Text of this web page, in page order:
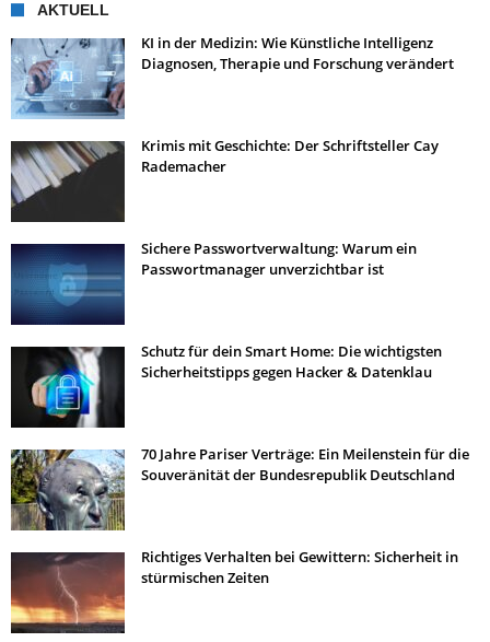
AKTUELL
KI in der Medizin: Wie Künstliche Intelligenz
Diagnosen, Therapie und Forschung verändert
Krimis mit Geschichte: Der Schriftsteller Cay
Rademacher
Sichere Passwortverwaltung: Warum ein
Passwortmanager unverzichtbar ist
Schutz für dein Smart Home: Die wichtigsten
Sicherheitstipps gegen Hacker & Datenklau
70 Jahre Pariser Verträge: Ein Meilenstein für die
Souveränität der Bundesrepublik Deutschland
Richtiges Verhalten bei Gewittern: Sicherheit in
stürmischen Zeiten